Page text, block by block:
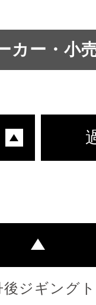
カー・小
後ジギング